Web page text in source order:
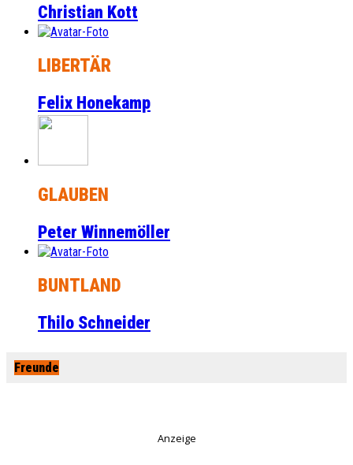
Christian Kott
LIBERTÄR
Felix Honekamp
GLAUBEN
Peter Winnemöller
BUNTLAND
Thilo Schneider
Freunde
Anzeige